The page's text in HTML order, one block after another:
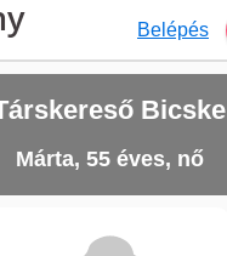
Belépés
Bicske
Márta, 55 éves, nő